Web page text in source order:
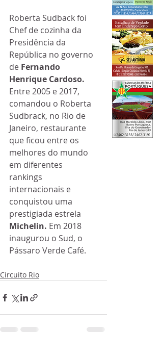
Roberta Sudback foi
Chef de cozinha da
Presidência da
República no governo
de Fernando
Henrique Cardoso.
Entre 2005 e 2017,
comandou o Roberta
Sudbrack, no Rio de
Janeiro, restaurante
que ficou entre os
melhores do mundo
em diferentes
rankings
internacionais e
conquistou uma
prestigiada estrela
Michelin. Em 2018
inaugurou o Sud, o
Pássaro Verde Café.
Circuito Rio